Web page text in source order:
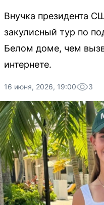
Внучка президента
закулисный тур по
Белом доме, чем
интернете.
16 июня, 2026, 19:00 3